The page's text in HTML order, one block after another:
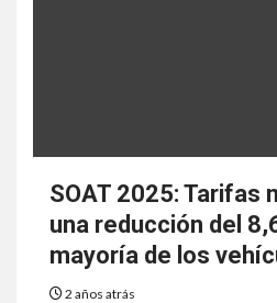
SOAT 2025: Tarifas
una reducción del
mayoría de los
2 años atrás